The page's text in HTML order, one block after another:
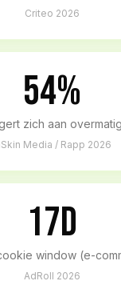
Criteo 2026
54%
zich aan
Media / Rapp 2026
17d
window (e-
AdRoll 2026